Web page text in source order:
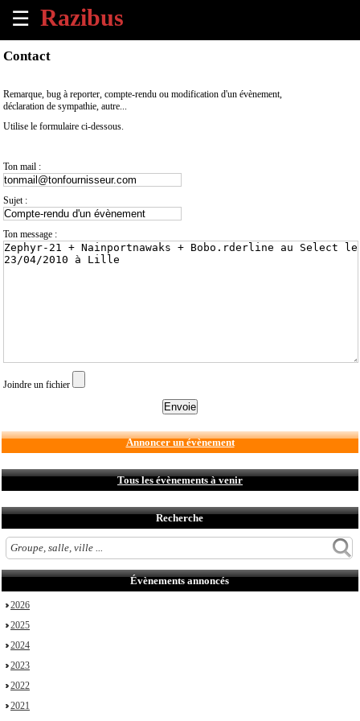
☰
×
les
venir
Annoncer
évènement
Contact
Remarque, bug à reporter, compte-rendu ou modification d'un évènement,
déclaration de sympathie, autre...
Utilise le formulaire ci-dessous.
Ton mail :
Sujet :
Ton message :
Joindre un fichier
Annoncer un évènement
Tous les évènements à venir
Recherche
Évènements annoncés
2026
2025
2024
2023
2022
2021